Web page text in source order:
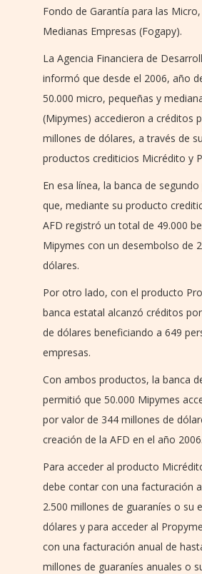
Fondo de Garantía para las
Medianas Empresas (Fogapy).
La Agencia Financiera de
informó que desde el 2006, año
50.000 micro, pequeñas y
(Mipymes) accedieron a créditos
millones de dólares, a través de
productos crediticios Micrédito y
En esa línea, la banca de
que, mediante su producto
AFD registró un total de 49.000
Mipymes con un desembolso de
dólares.
Por otro lado, con el producto
banca estatal alcanzó créditos
de dólares beneficiando a 649
empresas.
Con ambos productos, la banca
permitió que 50.000 Mipymes
por valor de 344 millones de
creación de la AFD en el año 2006.
Para acceder al producto
debe contar con una facturación
2.500 millones de guaraníes o su
dólares y para acceder al
con una facturación anual de
millones de guaraníes anuales o